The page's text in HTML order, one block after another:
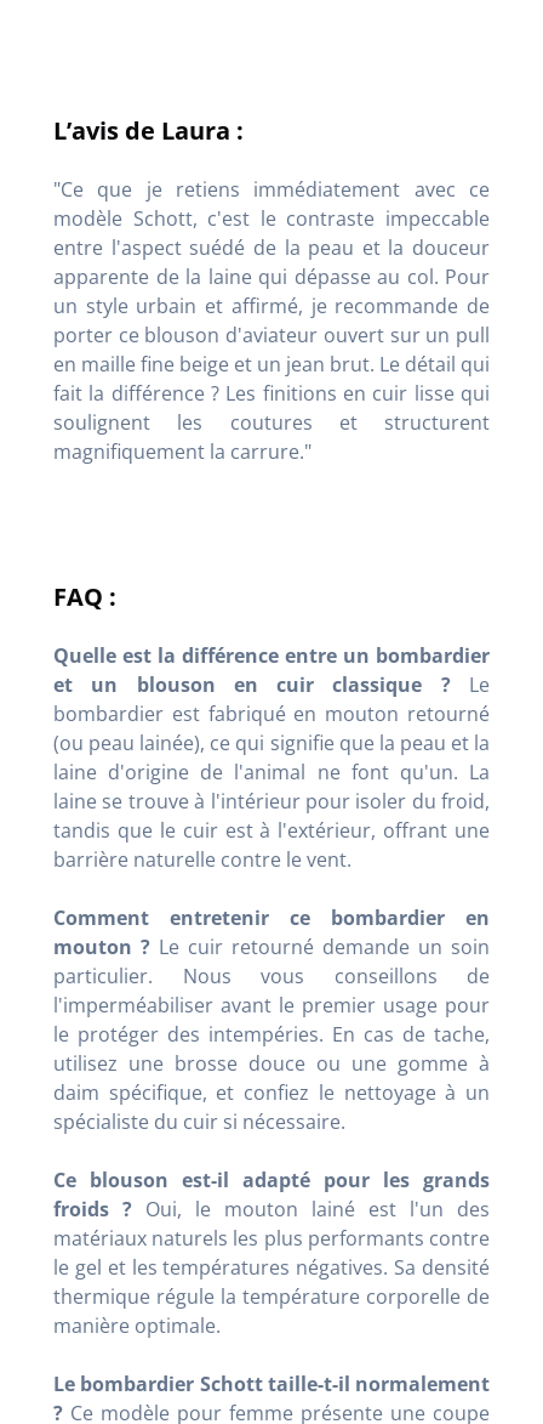
L’avis de Laura :
"Ce que je retiens immédiatement avec ce
modèle Schott, c'est le contraste impeccable
entre l'aspect suédé de la peau et la douceur
apparente de la laine qui dépasse au col. Pour
un style urbain et affirmé, je recommande de
porter ce blouson d'aviateur ouvert sur un pull
en maille fine beige et un jean brut. Le détail qui
fait la différence ? Les finitions en cuir lisse qui
soulignent les coutures et structurent
magnifiquement la carrure."
FAQ :
Quelle est la différence entre un bombardier
et un blouson en cuir classique ?Le
bombardier est fabriqué en mouton retourné
(ou peau lainée), ce qui signifie que la peau et la
laine d'origine de l'animal ne font qu'un. La
laine se trouve à l'intérieur pour isoler du froid,
tandis que le cuir est à l'extérieur, offrant une
barrière naturelle contre le vent.
Comment entretenir ce bombardier en
mouton ? Le cuir retourné demande un soin
particulier. Nous vous conseillons de
l'imperméabiliser avant le premier usage pour
le protéger des intempéries. En cas de tache,
utilisez une brosse douce ou une gomme à
daim spécifique, et confiez le nettoyage à un
spécialiste du cuir si nécessaire.
Ce blouson est-il adapté pour les grands
froids ? Oui, le mouton lainé est l'un des
matériaux naturels les plus performants contre
le gel et les températures négatives. Sa densité
thermique régule la température corporelle de
manière optimale.
Le bombardier Schott taille-t-il normalement
? Ce modèle pour femme présente une coupe